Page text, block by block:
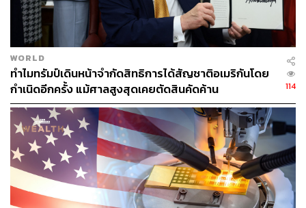
แห่งสหรัฐอเมริกา ป่านนี้สหรัฐฯ คงทำสงครามใหญ่กับ
เกาหลีเหนืออยู่” ทรัมป์กล่าว “ยังมีงานอีกมากมายที่ต้องทำ
แต่ความสัมพันธ์ระหว่างผมกับ คิมจองอึน นั้นดีมาก ประธาน
คิมและผมจะพบกันอีกครั้งในวันที่ 27-28 กุมภาพันธ์นี้ ที่
ประเทศเวียดนาม”
อย่างไรก็ตาม ทรัมป์ยังไม่เปิดเผยชื่อเมืองที่จะรับหน้าที่เจ้า
ภาพจัดซัมมิตครั้งนี้ โดยแหล่งข่าวเผยว่า ขณะนี้ยังอยู่ใน
ระหว่างหารือกัน แต่มีความเป็นไปได้ที่จะจัดที่กรุงฮานอย
หรือเมืองดานัง
พิสูจน์อักษร:ภาวิกา ขันติศรีสกุล
WORLD
ทำไมทรัมป์เดินหน้าจำกัดสิทธิการได้สัญชาติอเมริกันโดย
กำเนิดอีกครั้ง แม้ศาลสูงสุดเคยตัดสินคัดค้าน
114